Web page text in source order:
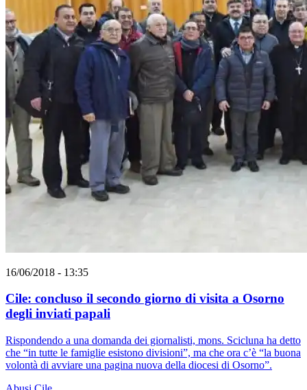
16/06/2018 - 13:35
Cile: concluso il secondo giorno di visita a Osorno
degli inviati papali
Rispondendo a una domanda dei giornalisti, mons. Scicluna ha detto
che “in tutte le famiglie esistono divisioni”, ma che ora c’è “la buona
volontà di avviare una pagina nuova della diocesi di Osorno”.